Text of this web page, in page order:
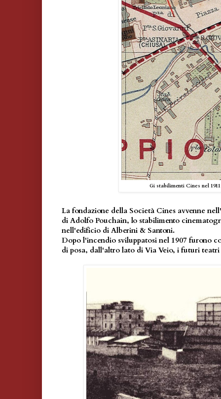
Gi stabilimenti Cines nel 1911
La fondazione della Società Cines avvenne
di Adolfo Pouchain, lo stabilimento
nell'edificio di Alberini & Santoni.
Dopo l'incendio sviluppatosi nel 1907 furono
di posa, dall'altro lato di Via Veio, i futuri teatri